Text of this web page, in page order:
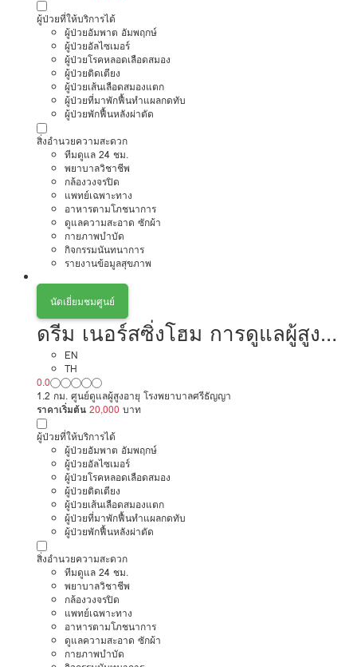
ผู้ป่วยที่ให้บริการได้
ผู้ป่วยอัมพาต อัมพฤกษ์
ผู้ป่วยอัลไซเมอร์
ผู้ป่วยโรคหลอดเลือดสมอง
ผู้ป่วยติดเตียง
ผู้ป่วยเส้นเลือดสมองแตก
ผู้ป่วยที่มาพักฟื้นทำแผลกดทับ
ผู้ป่วยพักฟื้นหลังผ่าตัด
สิ่งอำนวยความสะดวก
ทีมดูแล 24 ชม.
พยาบาลวิชาชีพ
กล้องวงจรปิด
แพทย์เฉพาะทาง
อาหารตามโภชนาการ
ดูแลความสะอาด ซักผ้า
กายภาพบำบัด
กิจกรรมนันทนาการ
รายงานข้อมูลสุขภาพ
นัดเยี่ยมชมศูนย์
ดรีม เนอร์สซิ่งโฮม การดูแลผู้สูง
อายุหรือผู้มีภาวะพึ่งพิง
EN
TH
0.0
1.2 กม. ศูนย์ดูแลผู้สูงอายุ โรงพยาบาลศรีธัญญา
ราคาเริ่มต้น 20,000 บาท
ผู้ป่วยที่ให้บริการได้
ผู้ป่วยอัมพาต อัมพฤกษ์
ผู้ป่วยอัลไซเมอร์
ผู้ป่วยโรคหลอดเลือดสมอง
ผู้ป่วยติดเตียง
ผู้ป่วยเส้นเลือดสมองแตก
ผู้ป่วยที่มาพักฟื้นทำแผลกดทับ
ผู้ป่วยพักฟื้นหลังผ่าตัด
สิ่งอำนวยความสะดวก
ทีมดูแล 24 ชม.
พยาบาลวิชาชีพ
กล้องวงจรปิด
แพทย์เฉพาะทาง
อาหารตามโภชนาการ
ดูแลความสะอาด ซักผ้า
กายภาพบำบัด